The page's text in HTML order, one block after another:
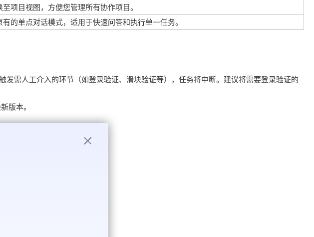
至项目视图，方便您管理所有协作项目。
有的单点对话模式，适用于快速问答和执行单一任务。
需人工介入的环节（如登录验证、滑块验证等），任务将中断。建议将需要登录验证的
版本。